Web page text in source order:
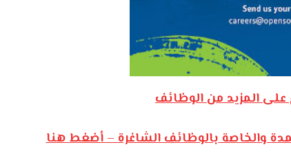
المزيد من الوظائف
والخاصة بالوظائف الشاغرة – أضغط هنا